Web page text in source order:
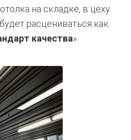
на складке, в цеху
расцениваться как
качества».